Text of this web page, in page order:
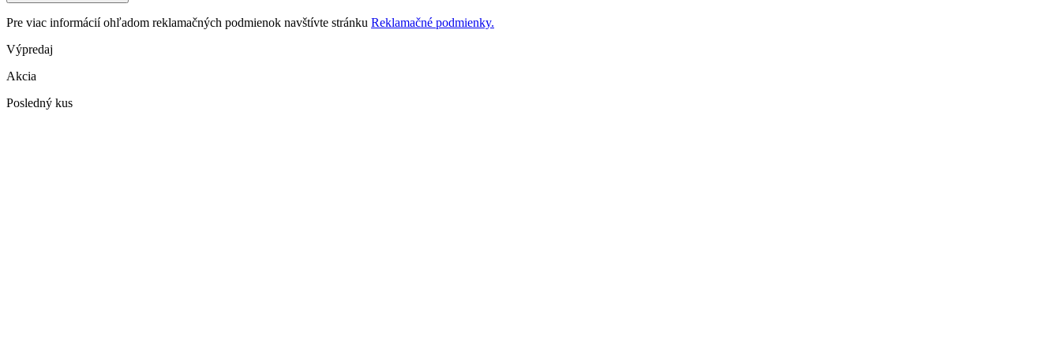
Pre viac informácií ohľadom reklamačných podmienok navštívte stránku Reklamačné podmienky.
Výpredaj
Akcia
Posledný kus